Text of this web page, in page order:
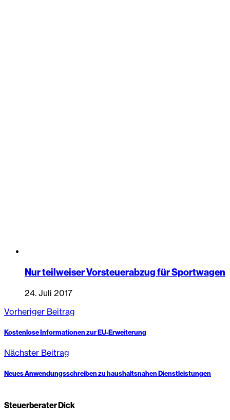
Nur teilweiser Vorsteuerabzug für Sportwagen
24. Juli 2017
Vorheriger Beitrag
Kostenlose Informationen zur EU-Erweiterung
Nächster Beitrag
Neues Anwendungsschreiben zu haushaltsnahen Dienstleistungen
Steuerberater Dick